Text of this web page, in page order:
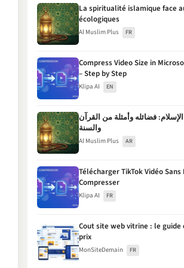
La spiritualité islamique face
écologiques
Al Muslim Plus FR
Compress Video Size in
– Step by Step
Klipa AI EN
فضائله وأمثلة من القرآن
والسنة
Al Muslim Plus AR
Télécharger TikTok Vidéo
Compresser
Klipa AI FR
Cout site web vitrine : le guide
prix
MonSiteDemain FR